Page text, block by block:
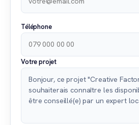
Téléphone
Votre projet